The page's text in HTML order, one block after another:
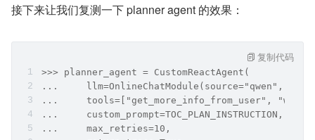
接下来让我们复测一下 planner agent 的效果：
>>> planner_agent = CustomReactAgent(
...     llm=OnlineChatModule(source="qwen",
...     tools=["get_more_info_from_user",
...     custom_prompt=TOC_PLAN_INSTRUCTION,
...     max_retries=10,
复制代码